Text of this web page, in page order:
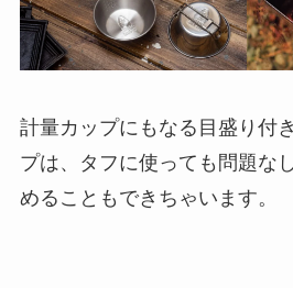
計量カップにもなる目盛り付
プは、タフに使っても問題な
めることもできちゃいます。